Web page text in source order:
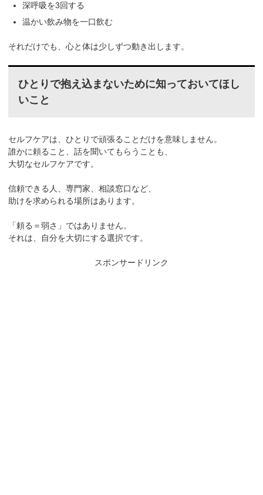
深呼吸を3回する
温かい飲み物を一口飲む
それだけでも、心と体は少しずつ動き出します。
ひとりで抱え込まないために知っておいてほし
いこと
セルフケアは、ひとりで頑張ることだけを意味しません。
誰かに頼ること、話を聞いてもらうことも、
大切なセルフケアです。
信頼できる人、専門家、相談窓口など、
助けを求められる場所はあります。
「頼る＝弱さ」ではありません。
それは、自分を大切にする選択です。
スポンサードリンク